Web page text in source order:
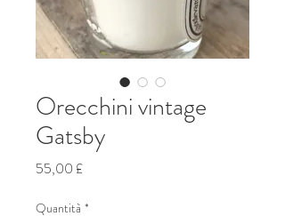
Orecchini vintage
Gatsby
55,00 £Prezzo
Quantità *